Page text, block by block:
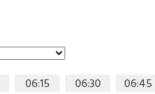
06:15 06:30 06:45